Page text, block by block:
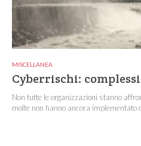
MISCELLANEA
Cyberrischi:
Non tutte le organizzazioni stanno
molte non hanno ancora implementato